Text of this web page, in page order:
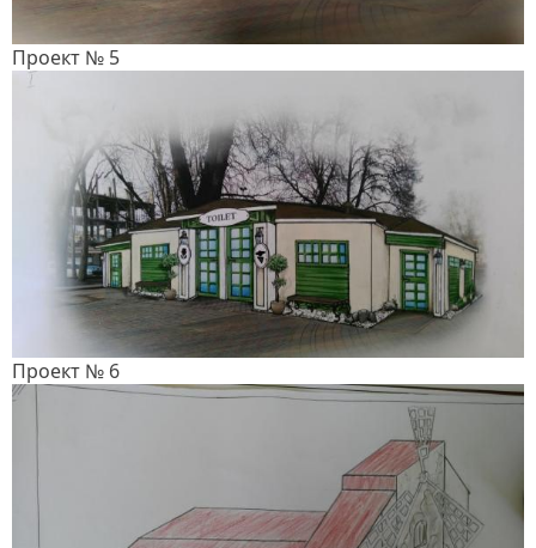
Проект № 5
Проект № 6